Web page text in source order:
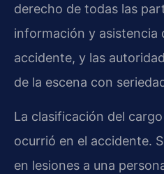
derecho de todas las
información y asistencia
accidente, y las
de la escena con
La clasificación del
ocurrió en el accidente.
en lesiones a una